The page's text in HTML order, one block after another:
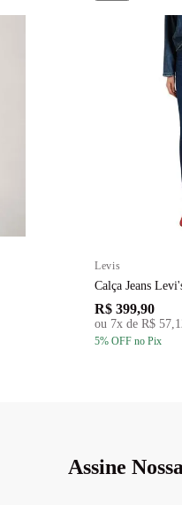
Levis
Calça Jeans
R$ 399,90
ou 7x de R$
5% OFF no Pix
Assine